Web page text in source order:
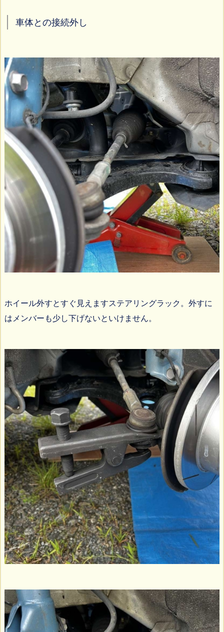
車体との接続外し
ホイール外すとすぐ見えますステアリングラック。外すに
はメンバーも少し下げないといけません。